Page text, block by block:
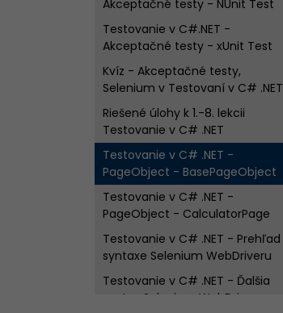
Akceptačné testy - NUnit Test
Testovanie v C#.NET -
Akceptačné testy - xUnit Test
Kvíz - Akceptačné testy,
Selenium v Testovaní v C# .NET
Riešené úlohy k 1.-8. lekcii
Testovanie v C# .NET
Testovanie v C# .NET -
PageObject - BasePageObject
Testovanie v C# .NET -
PageObject - CalculatorPage
Testovanie v C# .NET - Prehľad
syntaxe Selenium WebDriveru
Testovanie v C# .NET - Ďalšia
syntax Selenium WebDriver